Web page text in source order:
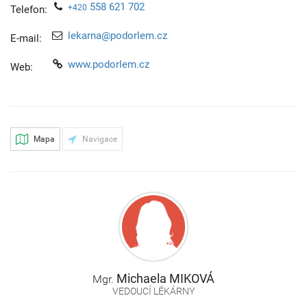
Telefon: +420 558 621 702
E-mail: lekarna@podorlem.cz
Web: www.podorlem.cz
Mapa Navigace
Mgr. Michaela MIKOVÁ
VEDOUCÍ LÉKÁRNY